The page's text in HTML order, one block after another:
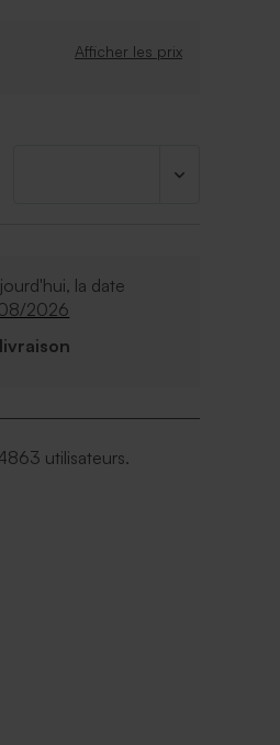
Afficher les prix
la date
2026
utilisateurs.